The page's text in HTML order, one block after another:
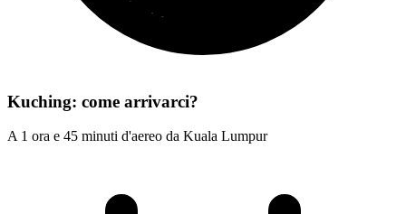
Kuching: come arrivarci?
A 1 ora e 45 minuti d'aereo da Kuala Lumpur